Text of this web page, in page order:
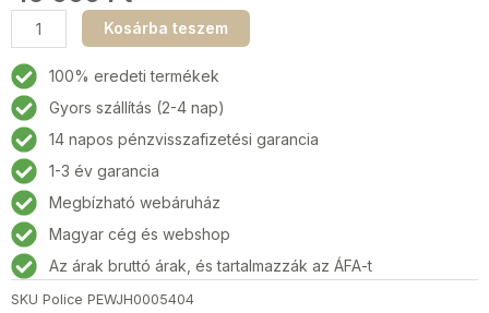
Police
PEWJH0005404
Malawi
Férfi
karóra
45mm
3ATM
mennyiség
Kosárba teszem
100% eredeti termékek
Gyors szállítás (2-4 nap)
14 napos pénzvisszafizetési garancia
1-3 év garancia
Megbízható webáruház
Magyar cég és webshop
Az árak bruttó árak, és tartalmazzák az ÁFA-t
SKU Police PEWJH0005404